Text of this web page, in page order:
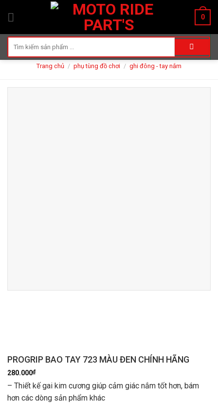
0
kiếm:
Trang chủ / phụ tùng đồ chơi / ghi đông - tay nắm
PROGRIP BAO TAY 723 MÀU ĐEN CHÍNH HÃNG
280.000₫
– Thiết kế gai kim cương giúp cảm giác nắm tốt hơn, bám
hơn các dòng sản phẩm khác